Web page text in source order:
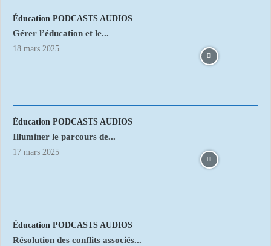
Éducation PODCASTS AUDIOS
Gérer l’éducation et le...
18 mars 2025
Éducation PODCASTS AUDIOS
Illuminer le parcours de...
17 mars 2025
Éducation PODCASTS AUDIOS
Résolution des conflits associés...